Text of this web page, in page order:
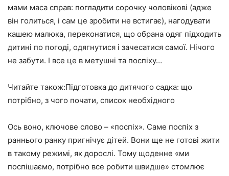
мами маса справ: погладити сорочку чоловікові (адже
він голиться, і сам це зробити не встигає), нагодувати
кашею малюка, переконатися, що обрана одяг підходить
дитині по погоді, одягнутися і зачесатися самої. Нічого
не забути. І все це в метушні та поспіху…
Читайте також:Підготовка до дитячого садка: що
потрібно, з чого почати, список необхідного
Ось воно, ключове слово – «поспіх». Саме поспіх з
раннього ранку пригнічує дітей. Вони ще не готові жити
в такому режимі, як дорослі. Тому щоденне «ми
поспішаємо, потрібно все робити швидше» стомлює